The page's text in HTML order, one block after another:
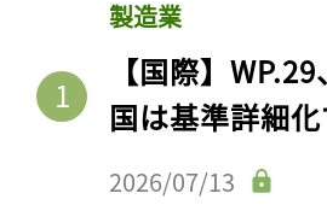
製造業
【国際】
国は基準詳細
2026/07/13